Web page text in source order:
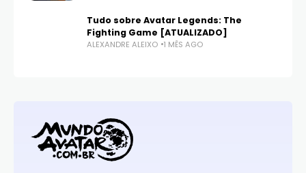
Tudo sobre Avatar Legends: The
Fighting Game [ATUALIZADO]
ALEXANDRE ALEIXO 1 MÊS AGO